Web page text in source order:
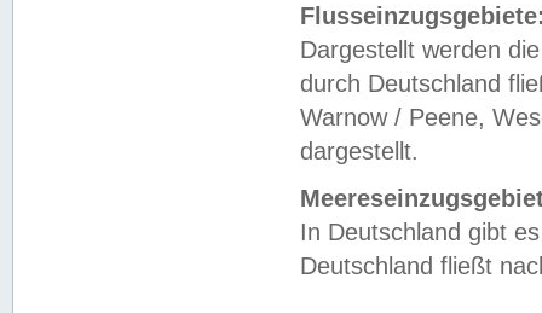
Dargestellt werden
durch Deutschland
Warnow / Peene,
dargestellt.
In Deutschland gibt
Deutschland fließt